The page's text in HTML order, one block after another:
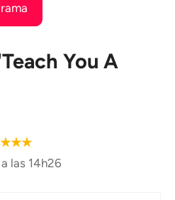
You A
★★★
las 14h26